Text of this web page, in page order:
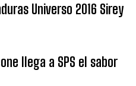
Universo 2016 Sirey
llega a SPS el sabor